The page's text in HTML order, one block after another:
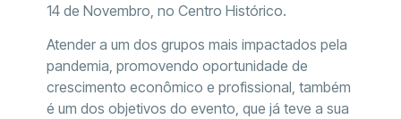
14 de Novembro, no Centro Histórico.
Atender a um dos grupos mais impactados pela
pandemia, promovendo oportunidade de
crescimento econômico e profissional, também
é um dos objetivos do evento, que já teve a sua